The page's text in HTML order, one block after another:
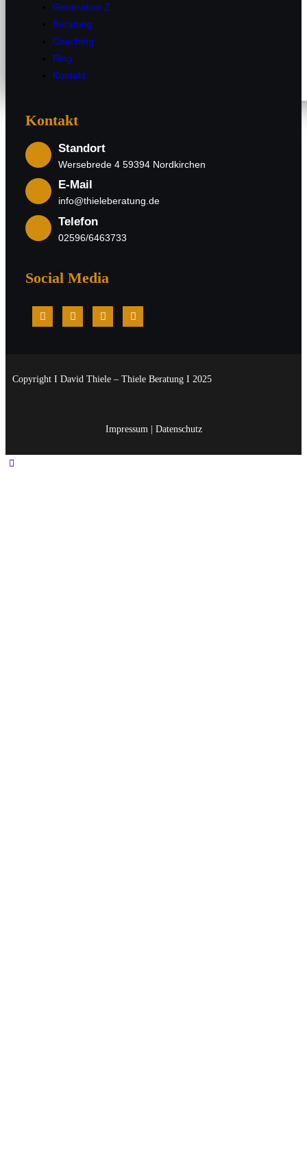
Coaching
Kontakt
Generation Z
Beratung
Coaching
Blog
Kontakt
Kontakt
Standort
Wersebrede 4 59394 Nordkirchen
E-Mail
info@thieleberatung.de
Telefon
02596/6463733
Social Media
Copyright I David Thiele – Thiele Beratung I 2025
Impressum | Datenschutz